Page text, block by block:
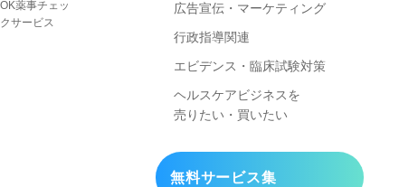
広告宣伝・マーケティング
行政指導関連
エビデンス・臨床試験対策
ヘルスケアビジネスを
売りたい・買いたい
無料サービス集